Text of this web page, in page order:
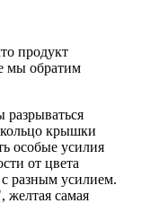
продукт
мы обратим
крышки
особые усилия
от цвета
разным усилием.
желтая самая